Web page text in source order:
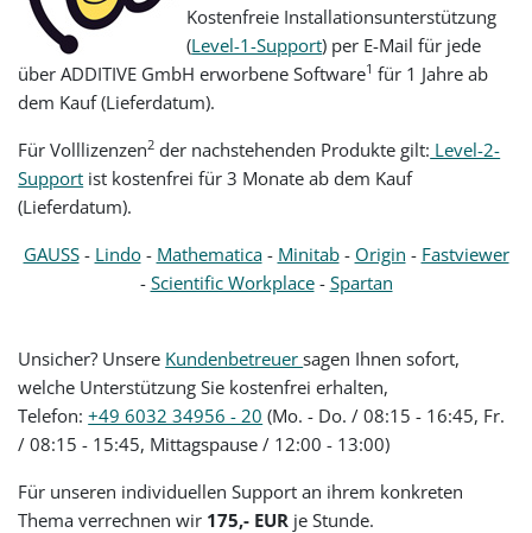
Kostenfreie Installationsunterstützung
(Level-1-Support) per E-Mail für jede
über ADDITIVE GmbH erworbene Software1 für 1 Jahre ab
dem Kauf (Lieferdatum).
Für Volllizenzen2 der nachstehenden Produkte gilt: Level-2-
Support ist kostenfrei für 3 Monate ab dem Kauf
(Lieferdatum).
GAUSS- Lindo- Mathematica- Minitab- Origin - Fastviewer
- Scientific Workplace- Spartan
Unsicher? Unsere Kundenbetreuersagen Ihnen sofort,
welche Unterstützung Sie kostenfrei erhalten,
Telefon:+49 6032 34956 - 20 (Mo. - Do. / 08:15 - 16:45, Fr.
/ 08:15 - 15:45, Mittagspause / 12:00 - 13:00)
Für unseren individuellen Support an ihrem konkreten
Thema verrechnen wir 175,- EUR je Stunde.